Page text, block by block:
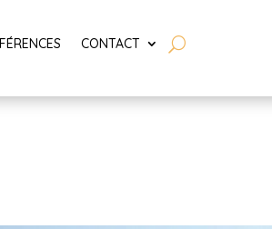
CONTACT